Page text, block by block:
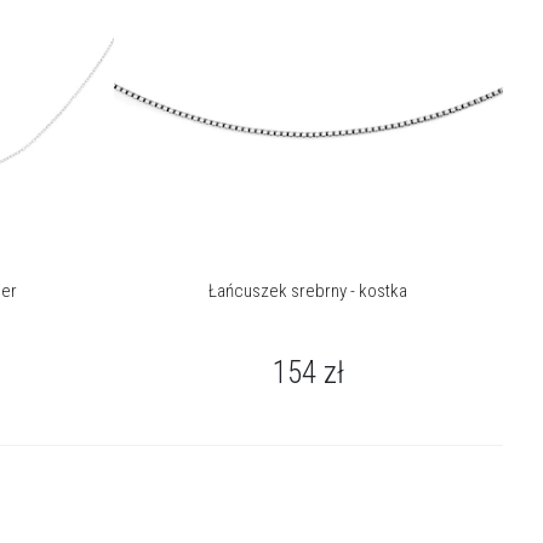
Łańcuszek srebrny - kostka
154 zł